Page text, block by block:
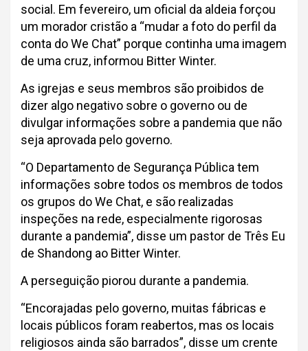
social. Em fevereiro, um oficial da aldeia forçou
um morador cristão a “mudar a foto do perfil da
conta do We Chat” porque continha uma imagem
de uma cruz, informou Bitter Winter.
As igrejas e seus membros são proibidos de
dizer algo negativo sobre o governo ou de
divulgar informações sobre a pandemia que não
seja aprovada pelo governo.
“O Departamento de Segurança Pública tem
informações sobre todos os membros de todos
os grupos do We Chat, e são realizadas
inspeções na rede, especialmente rigorosas
durante a pandemia”, disse um pastor de Três Eu
de Shandong ao Bitter Winter.
A perseguição piorou durante a pandemia.
“Encorajadas pelo governo, muitas fábricas e
locais públicos foram reabertos, mas os locais
religiosos ainda são barrados”, disse um crente